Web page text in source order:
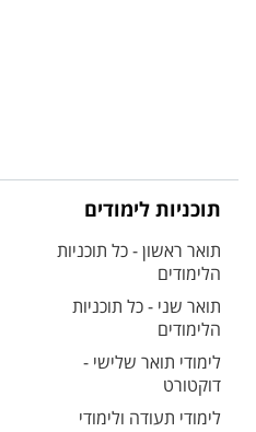
תוכניות לימודים
תואר ראשון - כל תוכניות
הלימודים
תואר שני - כל תוכניות
הלימודים
לימודי תואר שלישי -
דוקטורט
לימודי תעודה ולימודי